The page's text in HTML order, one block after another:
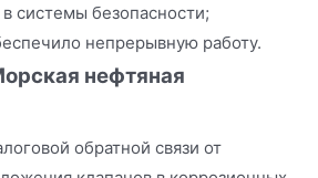
системы безопасности;
непрерывную работу.
нефтяная
обратной связи от